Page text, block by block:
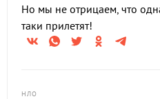
Но мы не отрицаем, что
таки прилетят!
НЛО